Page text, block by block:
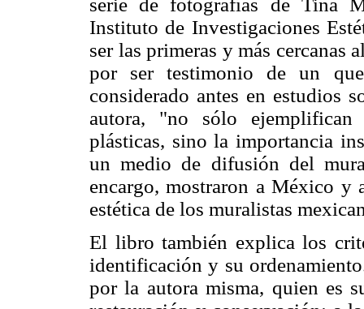
serie de fotografías de Tina
Instituto de Investigaciones
ser las primeras y más cercanas
por ser testimonio de un
considerado antes en estudios
autora, "no sólo ejemplifican
plásticas, sino la importancia
un medio de difusión del
encargo, mostraron a México
estética de los muralistas
El libro también explica los
identificación y su
por la autora misma, quien es